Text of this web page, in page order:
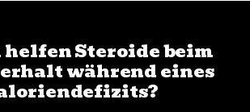
Steroide beim
während eines